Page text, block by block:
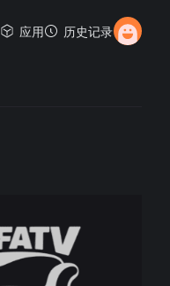
应用 历史记录